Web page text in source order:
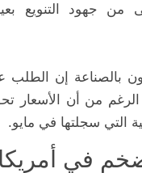
من جهود التنويع
بالصناعة إن
الرغم من أن الأسعار
التي سجلتها في مايو.
في أمريكا